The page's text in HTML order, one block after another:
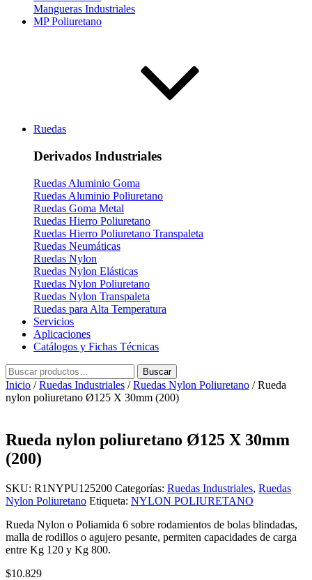
Mangueras Industriales
MP Poliuretano
Ruedas
Derivados Industriales
Ruedas Aluminio Goma
Ruedas Aluminio Poliuretano
Ruedas Goma Metal
Ruedas Hierro Poliuretano
Ruedas Hierro Poliuretano Transpaleta
Ruedas Neumáticas
Ruedas Nylon
Ruedas Nylon Elásticas
Ruedas Nylon Poliuretano
Ruedas Nylon Transpaleta
Ruedas para Alta Temperatura
Servicios
Aplicaciones
Catálogos y Fichas Técnicas
Buscar
por:
Buscar
Inicio /Ruedas Industriales /Ruedas Nylon Poliuretano / Rueda
nylon poliuretano Ø125 X 30mm (200)
Rueda nylon poliuretano Ø125 X 30mm
(200)
SKU: R1NYPU125200 Categorías: Ruedas Industriales, Ruedas
Nylon Poliuretano Etiqueta: NYLON POLIURETANO
Rueda Nylon o Poliamida 6 sobre rodamientos de bolas blindadas,
malla de rodillos o agujero pesante, permiten capacidades de carga
entre Kg 120 y Kg 800.
$10.829